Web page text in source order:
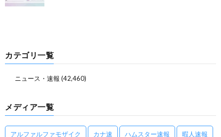
カテゴリ一覧
ニュース・速報 (42,460)
メディア一覧
アルファルファモザイク カナ速 ハムスター速報 暇人速報